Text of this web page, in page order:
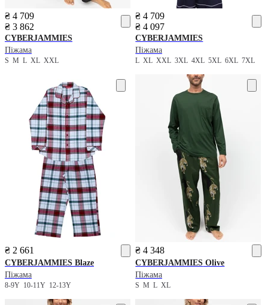
₴ 4 709
₴ 3 862
CYBERJAMMIES
Піжама
S M L XL XXL
₴ 4 709
₴ 4 097
CYBERJAMMIES
Піжама
LXLXXL3XL4XL5XL6XL7XL
₴ 2 661
CYBERJAMMIES Blaze
Піжама
8-9Y 10-11Y 12-13Y
₴ 4 348
CYBERJAMMIES Olive
Піжама
SMLXL